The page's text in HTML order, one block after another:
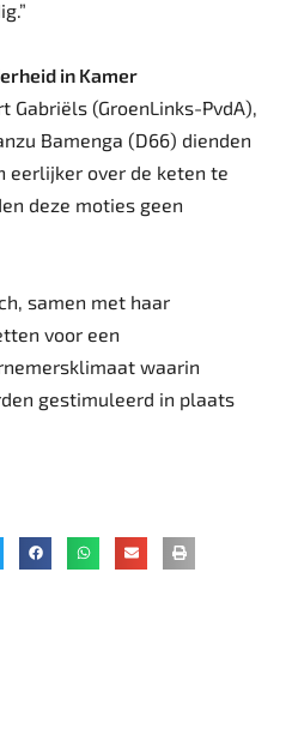
in Kamer
Gabriëls (GroenLinks-PvdA),
Bamenga (D66) dienden
eerlijker over de keten te
deze moties geen
samen met haar
voor een
waarin
gestimuleerd in plaats